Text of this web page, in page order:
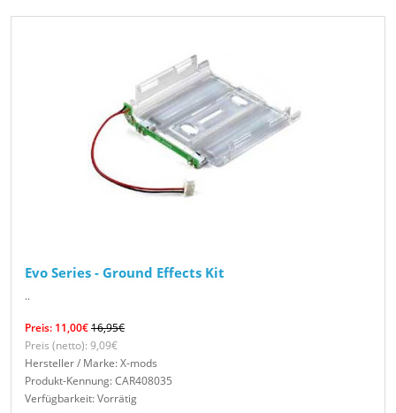
Evo Series - Ground Effects Kit
..
Preis: 11,00€16,95€
Preis (netto): 9,09€
Hersteller / Marke: X-mods
Produkt-Kennung: CAR408035
Verfügbarkeit: Vorrätig